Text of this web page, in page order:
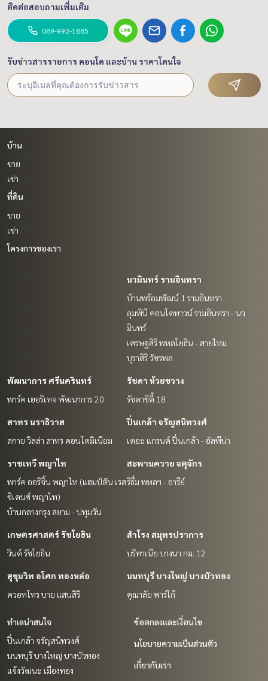
ติดต่อสอบถามเพิ่มเติม
089-992-1885
รับข่าวสารรายการ คอนโด และบ้าน ราคาโดนใจ
บ้าน
ขาย
เช่า
ที่ดิน
ขาย
เช่า
โครงการของเรา
นวมินทร์ รามอินทรา
บ้านพร้อมพัฒน์ 1 รามอินทรา
ลุมพินี คอนโดทาวน์ รามอินทรา - นว
มินทร์
เศรษฐสิริ พหลโยธิน - สายไหม
บุราสิริ วัชรพล
พัฒนาการ ศรีนครินทร์
พาร์ค เฮอริเทจ พัฒนาการ 20
รัชดา ห้วยขวาง
รัชดาซิตี้ 18
สาทร นราธิวาส
สกาย วิลล่า สาทร คอนโดมิเนียม
ปิ่นเกล้า จรัญสนิทวงศ์
เดอะ แกรนด์ ปิ่นเกล้า - อัลพีน่า
ราชเทวี พญาไท
พาร์ค ออริจิ้น พญาไท (แฮมป์ตัน เรส
ซิเดนซ์ พญาไท)
บ้านกลางกรุง สยาม - ปทุมวัน
สะพานควาย จตุจักร
ริธึ่ม พหลฯ - อารีย์
เกษตรศาสตร์ รัชโยธิน
วินด์ รัชโยธิน
สำโรง สมุทรปราการ
บริทาเนีย บางนา กม. 12
สุขุมวิท อโศก ทองหล่อ
ควอทโทร บาย แสนสิริ
นนทบุรี บางใหญ่ บางบัวทอง
คุณาลัย พาร์โก้
ทำเลน่าสนใจ
ปิ่นเกล้า จรัญสนิทวงศ์
นนทบุรี บางใหญ่ บางบัวทอง
แจ้งวัฒนะ เมืองทอง
ข้อตกลงและเงื่อนไข
นโยบายความเป็นส่วนตัว
เกี่ยวกับเรา